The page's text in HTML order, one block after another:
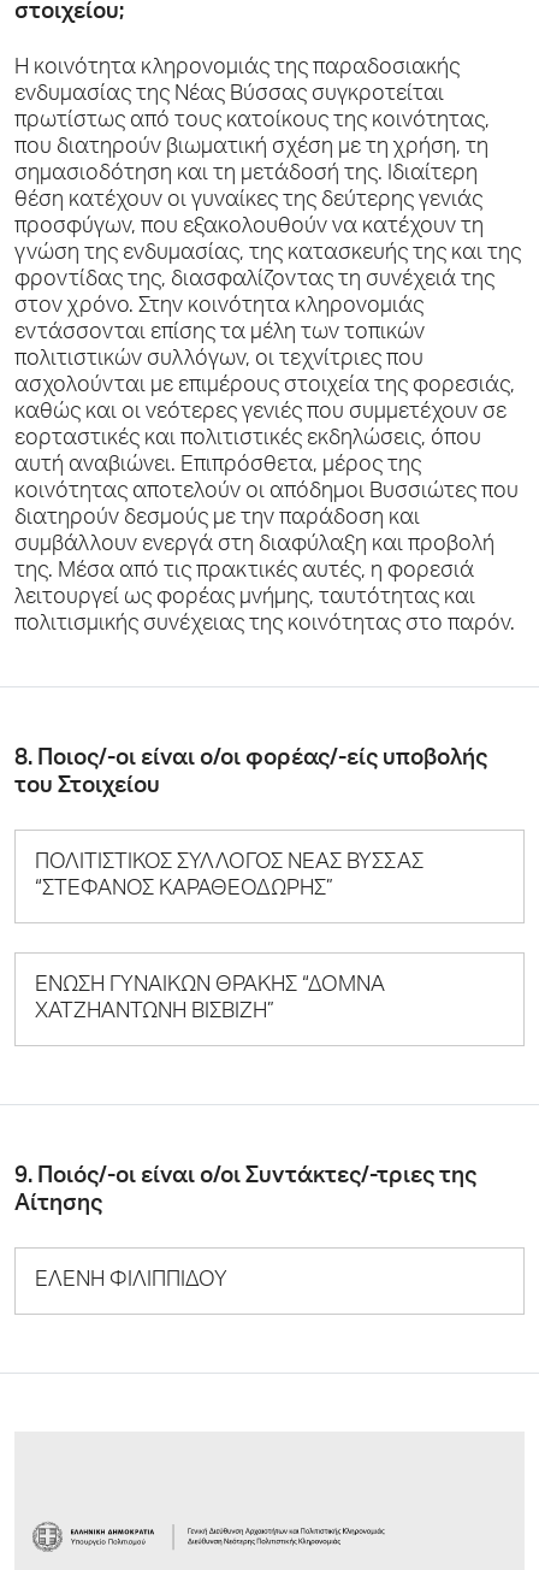
στοιχείου;
Η κοινότητα κληρονομιάς της παραδοσιακής
ενδυμασίας της Νέας Βύσσας συγκροτείται
πρωτίστως από τους κατοίκους της κοινότητας,
που διατηρούν βιωματική σχέση με τη χρήση, τη
σημασιοδότηση και τη μετάδοσή της. Ιδιαίτερη
θέση κατέχουν οι γυναίκες της δεύτερης γενιάς
προσφύγων, που εξακολουθούν να κατέχουν τη
γνώση της ενδυμασίας, της κατασκευής της και της
φροντίδας της, διασφαλίζοντας τη συνέχειά της
στον χρόνο. Στην κοινότητα κληρονομιάς
εντάσσονται επίσης τα μέλη των τοπικών
πολιτιστικών συλλόγων, οι τεχνίτριες που
ασχολούνται με επιμέρους στοιχεία της φορεσιάς,
καθώς και οι νεότερες γενιές που συμμετέχουν σε
εορταστικές και πολιτιστικές εκδηλώσεις, όπου
αυτή αναβιώνει. Επιπρόσθετα, μέρος της
κοινότητας αποτελούν οι απόδημοι Βυσσιώτες που
διατηρούν δεσμούς με την παράδοση και
συμβάλλουν ενεργά στη διαφύλαξη και προβολή
της. Μέσα από τις πρακτικές αυτές, η φορεσιά
λειτουργεί ως φορέας μνήμης, ταυτότητας και
πολιτισμικής συνέχειας της κοινότητας στο παρόν.
8. Ποιος/-οι είναι ο/οι φορέας/-είς υποβολής
του Στοιχείου
ΠΟΛΙΤΙΣΤΙΚΟΣ ΣΥΛΛΟΓΟΣ ΝΕΑΣ ΒΥΣΣΑΣ
“ΣΤΕΦΑΝΟΣ ΚΑΡΑΘΕΟΔΩΡΗΣ”
ΕΝΩΣΗ ΓΥΝΑΙΚΩΝ ΘΡΑΚΗΣ “ΔΟΜΝΑ
ΧΑΤΖΗΑΝΤΩΝΗ ΒΙΣΒΙΖΗ”
9. Ποιός/-οι είναι ο/οι Συντάκτες/-τριες της
Αίτησης
ΕΛΕΝΗ ΦΙΛΙΠΠΙΔΟΥ